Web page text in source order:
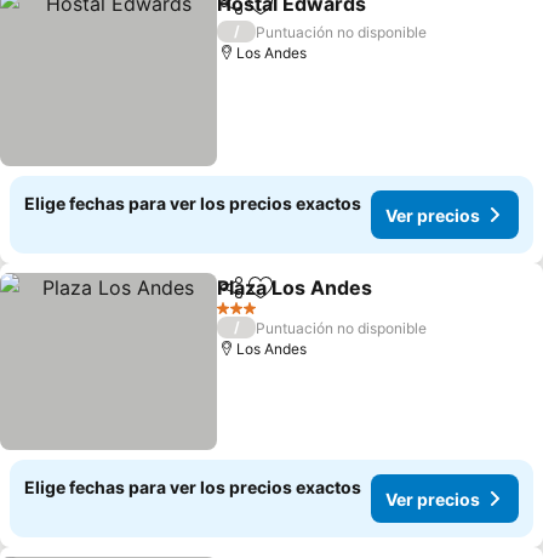
CompartirAgregar a favoritos
/
Puntuación no disponible
Los Andes
Elige fechas para ver los precios exactos
Ver precios
CompartirAgregar a favoritos
Plaza Los Andes
3 Estrellas
/
Puntuación no disponible
Los Andes
Elige fechas para ver los precios exactos
Ver precios